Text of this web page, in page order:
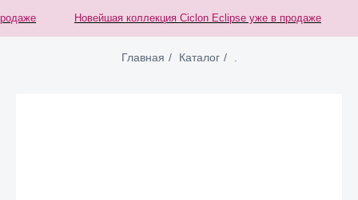
Новейшая коллекция Ciclon Eclipse уже в продаже
Главная / Каталог /